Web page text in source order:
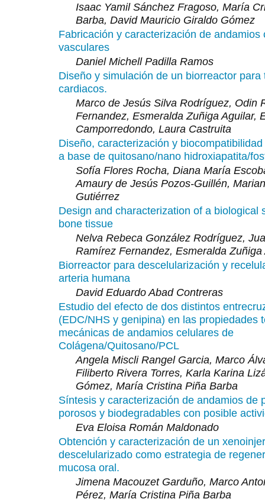
Isaac Yamil Sánchez Fragoso, María
Barba, David Mauricio Giraldo Gómez
Fabricación y caracterización de andamios
vasculares
Daniel Michell Padilla Ramos
Diseño y simulación de un biorreactor para
cardiacos.
Marco de Jesús Silva Rodríguez, Odin
Fernandez, Esmeralda Zuñiga Aguilar,
Camporredondo, Laura Castruita
Diseño, caracterización y
a base de quitosano/nano hidroxiapatita/
Sofía Flores Rocha, Diana María
Amaury de Jesús Pozos-Guillén,
Gutiérrez
Design and characterization of a biological
bone tissue
Nelva Rebeca González Rodríguez,
Ramírez Fernandez, Esmeralda Zuñiga
Biorreactor para descelularización y
arteria humana
David Eduardo Abad Contreras
Estudio del efecto de dos distintos
(EDC/NHS y genipina) en las propiedades
mecánicas de andamios celulares de
Colágena/Quitosano/PCL
Angela Miscli Rangel Garcia, Marco
Filiberto Rivera Torres, Karla Karina
Gómez, María Cristina Piña Barba
Síntesis y caracterización de andamios de
porosos y biodegradables con posible
Eva Eloisa Román Maldonado
Obtención y caracterización de un
descelularizado como estrategia de
mucosa oral.
Jimena Macouzet Garduño, Marco
Pérez, María Cristina Piña Barba